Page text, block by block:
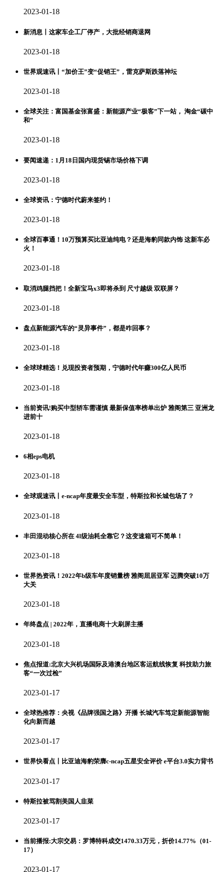
2023-01-18
新消息丨这家车企工厂停产，大批经销商退网
2023-01-18
世界观速讯丨“加价王”变“促销王”，雷克萨斯跌落神坛
2023-01-18
全球关注：富国基金张富盛：新能源产业“极客”下一站， 淘金“碳中
和”
2023-01-18
要闻速递：1月18日国内现货锡市场价格下调
2023-01-18
全球资讯：宁德时代蔚来签约！
2023-01-18
全球百事通！10万预算买比亚迪纯电？还是海豹同款内饰 这新车必
火！
2023-01-18
取消鸡腿挡把！全新宝马x3即将杀到 尺寸越级 双联屏？
2023-01-18
盘点新能源汽车的“灵异事件”，都是咋回事？
2023-01-18
全球球精选！兑现投资者预期，宁德时代年赚300亿人民币
2023-01-18
当前资讯!购买中型轿车需谨慎 最新保值率榜单出炉 雅阁第三 亚洲龙
进前十
2023-01-18
6相eps电机
2023-01-18
全球观速讯丨e-ncap年度最安全车型，特斯拉和长城包场了？
2023-01-18
丰田混动核心所在 4l级油耗全靠它？这变速箱可不简单！
2023-01-18
世界热资讯！2022年b级车年度销量榜 雅阁屈居亚军 迈腾突破10万
大关
2023-01-18
年终盘点 | 2022年，直播电商十大刷屏主播
2023-01-18
焦点报道:北京大兴机场国际及港澳台地区客运航线恢复 科技助力旅
客“一次过检”
2023-01-17
全球热推荐：央视《品牌强国之路》开播 长城汽车笃定新能源智能
化向新而越
2023-01-17
世界快看点丨比亚迪海豹荣膺c-ncap五星安全评价 e平台3.0实力背书
2023-01-17
特斯拉被骂割美国人韭菜
2023-01-17
当前播报:大宗交易：罗博特科成交1470.33万元，折价14.77%（01-
17）
2023-01-17